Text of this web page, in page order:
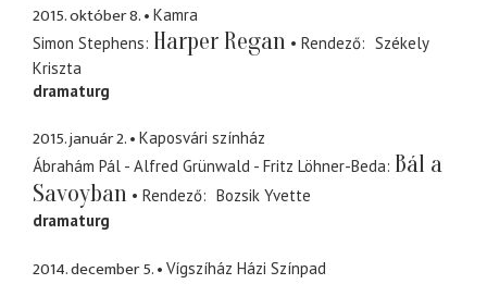
2015. október 8.
Kamra
Simon Stephens Harper Regan Rendező
Székely
Kriszta
dramaturg
2015. január 2.
Kaposvári színház
Ábrahám Pál - Alfred Grünwald - Fritz Löhner-Beda Bál a
Savoyban
Rendező
Bozsik Yvette
dramaturg
2014. december 5. Vígszíház Házi Színpad